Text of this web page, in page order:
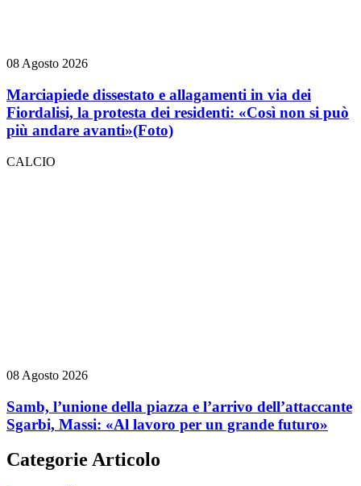
08 Agosto 2026
Marciapiede dissestato e allagamenti in via dei
Fiordalisi, la protesta dei residenti: «Così non si può
più andare avanti»(Foto)
CALCIO
08 Agosto 2026
Samb, l’unione della piazza e l’arrivo dell’attaccante
Sgarbi, Massi: «Al lavoro per un grande futuro»
Categorie Articolo